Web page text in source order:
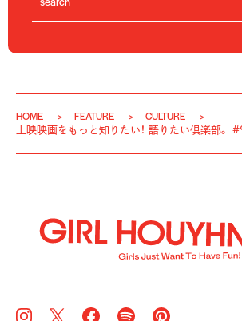
HOME FEATURE
CULTURE
上映映画をもっと知りたい！ 語りたい倶楽部。